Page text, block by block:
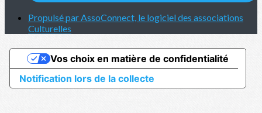
Propulsé par AssoConnect, le logiciel des associations
Culturelles
Notification lors de la collecte
Vos choix en matière de confidentialité